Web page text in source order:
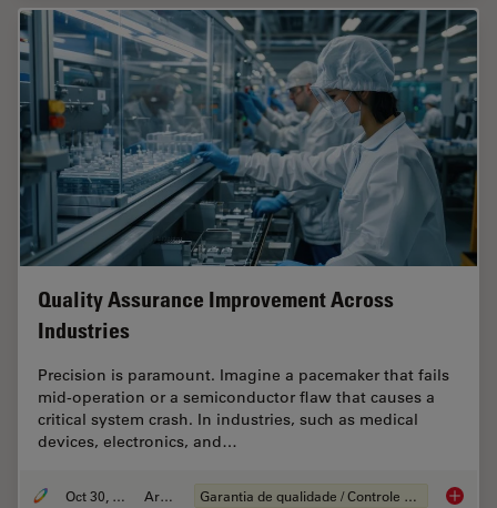
Quality Assurance Improvement Across
Industries
Precision is paramount. Imagine a pacemaker that fails
mid-operation or a semiconductor flaw that causes a
critical system crash. In industries, such as medical
devices, electronics, and…
Oct 30, 2025 Article Garantia de qualidade / Controle de qualidade Quality